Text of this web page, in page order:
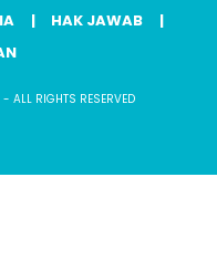
HAK JAWAB
ALL RIGHTS RESERVED